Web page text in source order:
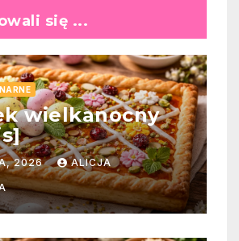
się ...
wielkanocny
2026 ALICJA